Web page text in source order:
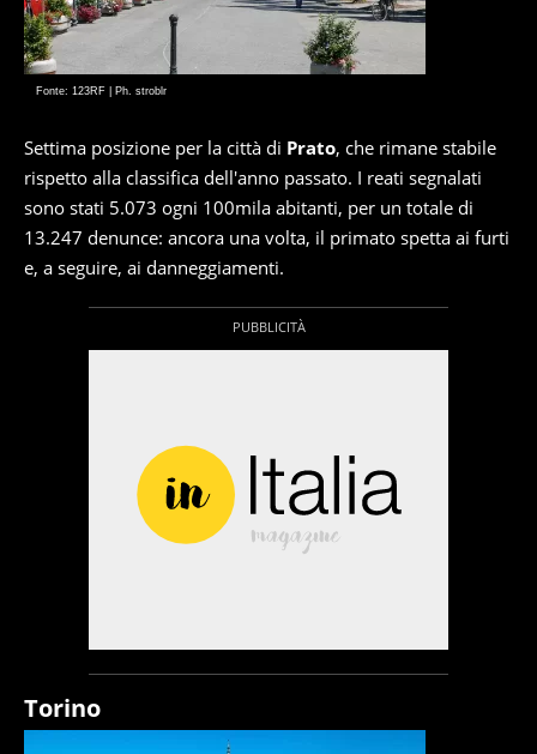
Fonte: 123RF | Ph. stroblr
Settima posizione per la città di Prato, che rimane stabile
rispetto alla classifica dell'anno passato. I reati segnalati
sono stati 5.073 ogni 100mila abitanti, per un totale di
13.247 denunce: ancora una volta, il primato spetta ai furti
e, a seguire, ai danneggiamenti.
Torino